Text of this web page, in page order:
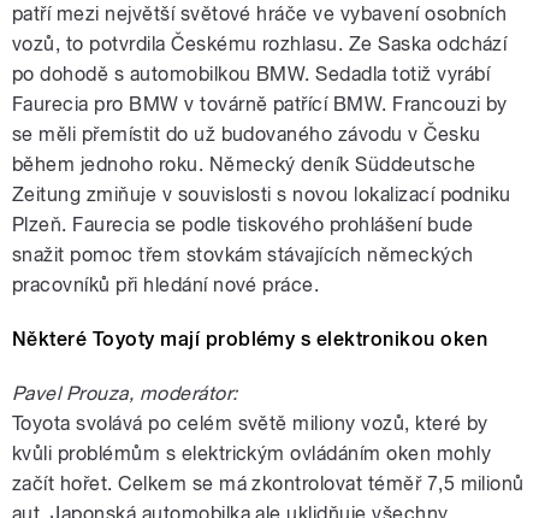
patří mezi největší světové hráče ve vybavení osobních
vozů, to potvrdila Českému rozhlasu. Ze Saska odchází
po dohodě s automobilkou BMW. Sedadla totiž vyrábí
Faurecia pro BMW v továrně patřící BMW. Francouzi by
se měli přemístit do už budovaného závodu v Česku
během jednoho roku. Německý deník Süddeutsche
Zeitung zmiňuje v souvislosti s novou lokalizací podniku
Plzeň. Faurecia se podle tiskového prohlášení bude
snažit pomoc třem stovkám stávajících německých
pracovníků při hledání nové práce.
Některé Toyoty mají problémy s elektronikou oken
Pavel Prouza, moderátor:
Toyota svolává po celém světě miliony vozů, které by
kvůli problémům s elektrickým ovládáním oken mohly
začít hořet. Celkem se má zkontrolovat téměř 7,5 milionů